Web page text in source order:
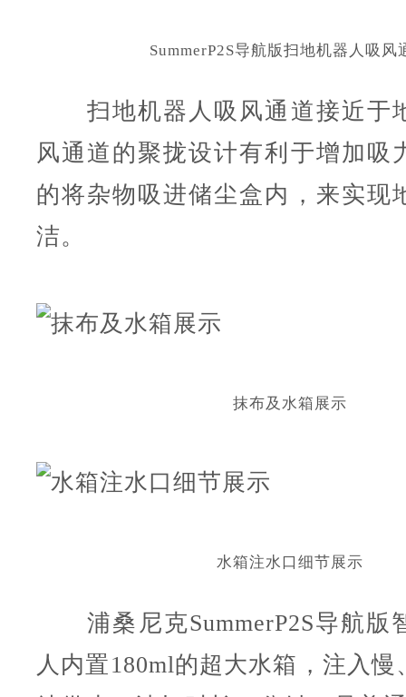
SummerP2S导航版扫地机器人吸风
扫地机器人吸风通道接近于
风通道的聚拢设计有利于增加吸
的将杂物吸进储尘盒内，来实现
洁。
抹布及水箱展示
水箱注水口细节展示
浦桑尼克SummerP2S导航版
人内置180ml的超大水箱，注入慢